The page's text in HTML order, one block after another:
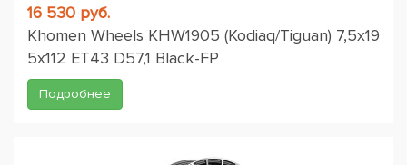
16 530 руб.
Khomen Wheels KHW1905 (Kodiaq/Tiguan) 7,5x19
5x112 ET43 D57,1 Black-FP
Подробнее